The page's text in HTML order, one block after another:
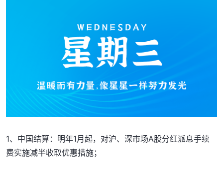
1、中国结算：明年1月起，对沪、深市场A股分红派息手续
费实施减半收取优惠措施；